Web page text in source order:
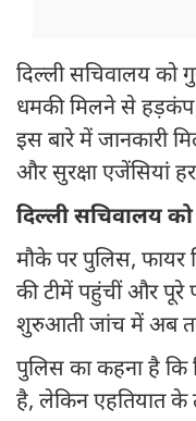
दिल्ली सचिवालय को
धमकी मिलने से हड़कंप
इस बारे में जानकारी
और सुरक्षा एजेंसियां
दिल्ली सचिवालय
मौके पर पुलिस, फायर
की टीमें पहुंचीं और पूरे
शुरुआती जांच में अब
पुलिस का कहना है कि
है, लेकिन एहतियात के